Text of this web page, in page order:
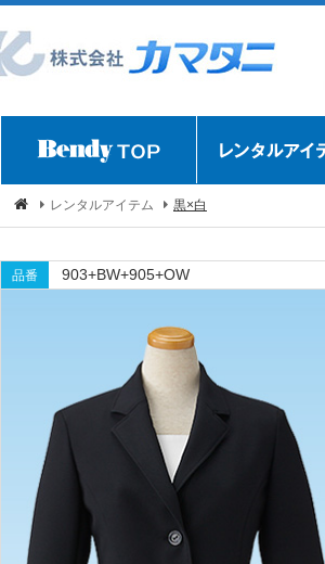
レンタルアイテム 黒×白
品番 903+BW+905+OW